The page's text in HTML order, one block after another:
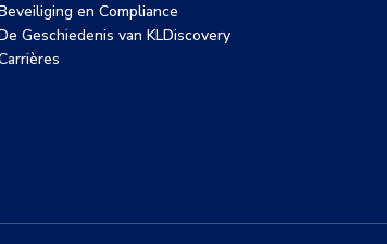
en Compliance
Geschiedenis van KLDiscovery